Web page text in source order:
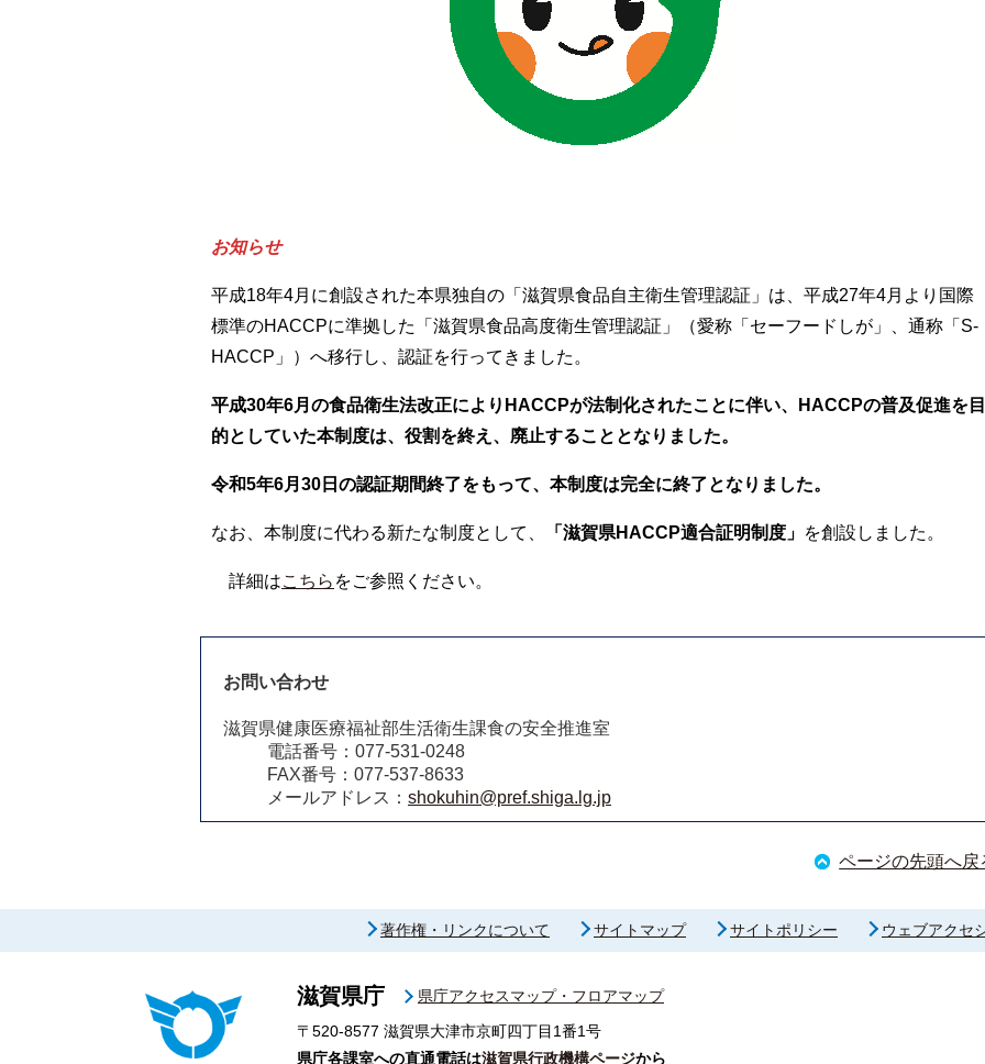
お知らせ
平成18年4月に創設された本県独自の「滋賀県食品自主衛生管理認証」は、平成27年4月より国際
標準のHACCPに準拠した「滋賀県食品高度衛生管理認証」（愛称「セーフードしが」、通称「S-
HACCP」）へ移行し、認証を行ってきました。
平成30年6月の食品衛生法改正によりHACCPが法制化されたことに伴い、HACCPの普及促進を目
的としていた本制度は、役割を終え、廃止することとなりました。
令和5年6月30日の認証期間終了をもって、本制度は完全に終了となりました。
なお、本制度に代わる新たな制度として、 「滋賀県HACCP適合証明制度」 を創設しました。
詳細はこちら をご参照ください。
お問い合わせ
滋賀県健康医療福祉部生活衛生課食の安全推進室
電話番号：077-531-0248
FAX番号：077-537-8633
メールアドレス： shokuhin@pref.shiga.lg.jp
ページの先頭へ戻
著作権・リンクについて サイトマップ サイトポリシー ウェブアクセ
滋賀県庁
県庁アクセスマップ・フロアマップ
〒520-8577 滋賀県大津市京町四丁目1番1号
県庁各課室への直通電話は滋賀県行政機構ページから